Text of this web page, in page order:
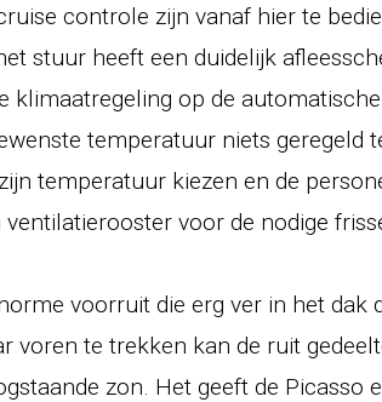
controle zijn vanaf hier te
stuur heeft een duidelijk
klimaatregeling op de
temperatuur niets geregeld
temperatuur kiezen en de
voor de nodige
voorruit die erg ver in het dak
voren te trekken kan de ruit
zon. Het geeft de Picasso